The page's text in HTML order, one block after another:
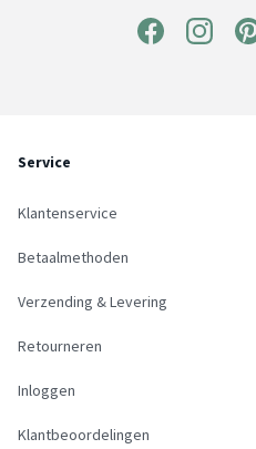
Service
Klantenservice
Betaalmethoden
Verzending & Levering
Retourneren
Inloggen
Klantbeoordelingen